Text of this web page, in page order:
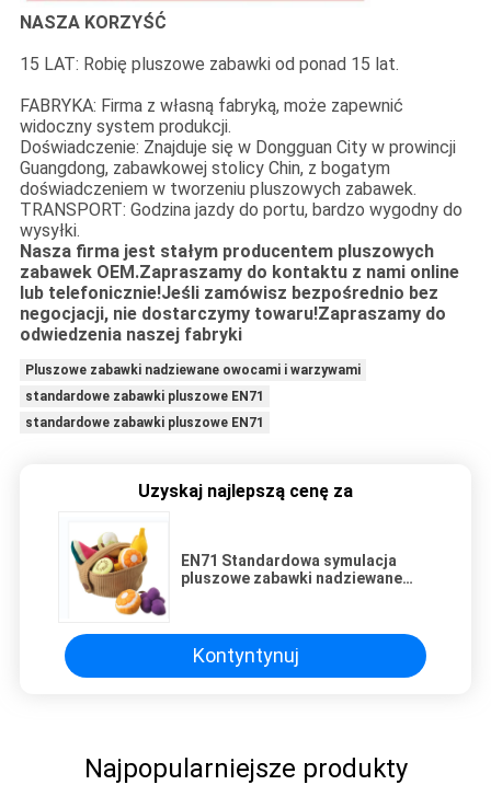
NASZA KORZYŚĆ
15 LAT: Robię pluszowe zabawki od ponad 15 lat.
FABRYKA: Firma z własną fabryką, może zapewnić
widoczny system produkcji.
Doświadczenie: Znajduje się w Dongguan City w prowincji
Guangdong, zabawkowej stolicy Chin, z bogatym
doświadczeniem w tworzeniu pluszowych zabawek.
TRANSPORT: Godzina jazdy do portu, bardzo wygodny do
wysyłki.
Nasza firma jest stałym producentem pluszowych
zabawek OEM.Zapraszamy do kontaktu z nami online
lub telefonicznie!Jeśli zamówisz bezpośrednio bez
negocjacji, nie dostarczymy towaru!Zapraszamy do
odwiedzenia naszej fabryki
Pluszowe zabawki nadziewane owocami i warzywami
standardowe zabawki pluszowe EN71
standardowe zabawki pluszowe EN71
Uzyskaj najlepszą cenę za
EN71 Standardowa symulacja
pluszowe zabawki nadziewane
Kontyntynuj
Najpopularniejsze produkty